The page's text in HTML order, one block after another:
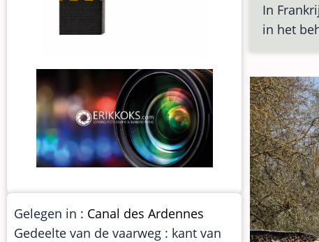
In
in het
Gelegen in : Canal des Ardennes
Gedeelte van de vaarweg : kant van